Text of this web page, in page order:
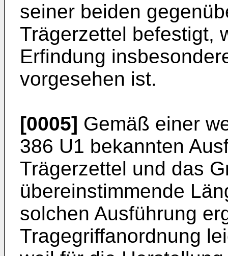
seiner beiden
Trägerzettel befestigt,
Erfindung
vorgesehen ist.
[0005] Gemäß einer
386 U1 bekannten
Trägerzettel und das
übereinstimmende
solchen Ausführung
Tragegriffanordnung